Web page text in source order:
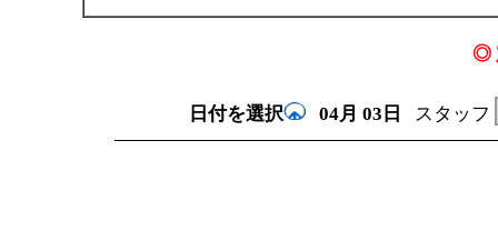
◎
日付を選択 04月 03日 スタッフ